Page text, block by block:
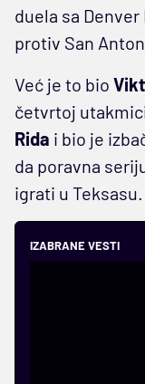
duela sa
protiv San
Već je to bio
četvrtoj
Rida i bio je
da poravna
igrati u Teksasu.
IZABRANE VESTI